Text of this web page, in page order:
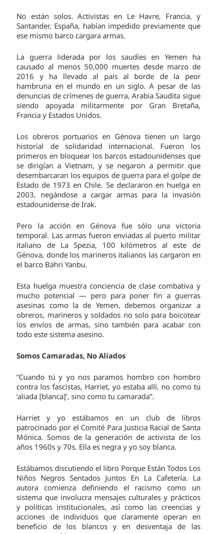
No están solos. Activistas en Le Havre, Francia, y
Santander, España, habían impedido previamente que
ese mismo barco cargara armas.
La guerra liderada por los saudíes en Yemen ha
causado al menos 50,000 muertes desde marzo de
2016 y ha llevado al país al borde de la peor
hambruna en el mundo en un siglo. A pesar de las
denuncias de crímenes de guerra, Arabia Saudita sigue
siendo apoyada militarmente por Gran Bretaña,
Francia y Estados Unidos.
Los obreros portuarios en Génova tienen un largo
historial de solidaridad internacional. Fueron los
primeros en bloquear los barcos estadounidenses que
se dirigían a Vietnam, y se negaron a permitir que
desembarcaran los equipos de guerra para el golpe de
Estado de 1973 en Chile. Se declararon en huelga en
2003, negándose a cargar armas para la invasión
estadounidense de Irak.
Pero la acción en Génova fue sólo una victoria
temporal. Las armas fueron enviadas al puerto militar
italiano de La Spezia, 100 kilómetros al este de
Génova, donde los marineros italianos las cargaron en
el barco Bahri Yanbu.
Esta huelga muestra conciencia de clase combativa y
mucho potencial — pero para poner fin a guerras
asesinas como la de Yemen, debemos organizar a
obreros, marineros y soldados no solo para boicotear
los envíos de armas, sino también para acabar con
todo este sistema asesino.
Somos Camaradas, No Aliados
“Cuando tú y yo nos paramos hombro con hombro
contra los fascistas, Harriet, yo estaba allí, no como tu
‘aliada [blanca]’, sino como tu camarada”.
Harriet y yo estábamos en un club de libros
patrocinado por el Comité Para Justicia Racial de Santa
Mónica. Somos de la generación de activista de los
años 1960s y 70s. Ella es negra y yo soy blanca.
Estábamos discutiendo el libro Porque Están Todos Los
Niños Negros Sentados Juntos En La Cafetería. La
autora comienza definiendo el racismo como un
sistema que involucra mensajes culturales y prácticos
y políticas institucionales, así como las creencias y
acciones de individuos que claramente operan en
beneficio de los blancos y en desventaja de las